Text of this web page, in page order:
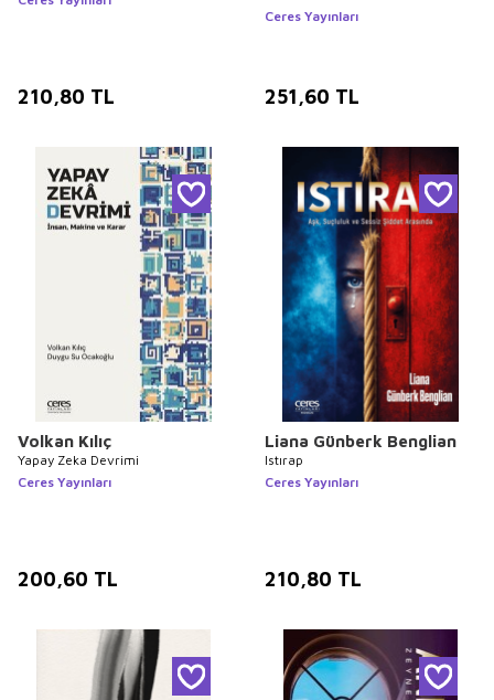
210,80 TL
Ceres Yayınları
251,60 TL
Volkan Kılıç
Yapay Zeka Devrimi
Ceres Yayınları
200,60 TL
Liana Günberk Benglian
Istırap
Ceres Yayınları
210,80 TL